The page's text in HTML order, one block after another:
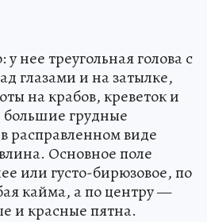
у нее треугольная голова с
глазами и на затылке,
на крабов, креветок и
грудные
расправленном виде
Основное поле
или густо-бирюзовое, по
кайма, а по центру —
и красные пятна.